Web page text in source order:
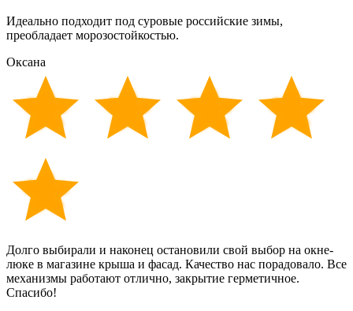
Идеально подходит под суровые российские зимы,
преобладает морозостойкостью.
Оксана
Долго выбирали и наконец остановили свой выбор на окне-
люке в магазине крыша и фасад. Качество нас порадовало. Все
механизмы работают отлично, закрытие герметичное.
Спасибо!